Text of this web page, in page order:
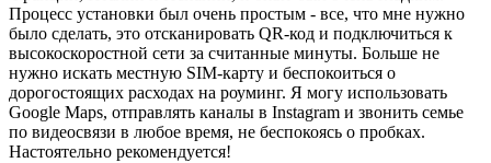
Процесс установки был очень простым - все, что мне нужно
было сделать, это отсканировать QR-код и подключиться к
высокоскоростной сети за считанные минуты. Больше не
нужно искать местную SIM-карту и беспокоиться о
дорогостоящих расходах на роуминг. Я могу использовать
Google Maps, отправлять каналы в Instagram и звонить семье
по видеосвязи в любое время, не беспокоясь о пробках.
Настоятельно рекомендуется!